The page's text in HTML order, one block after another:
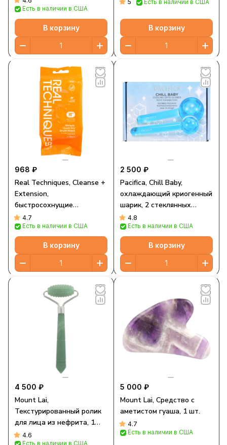
Есть в наличии в США
В корзину
5 Есть в наличии в США
В корзину
968 ₽
Real Techniques, Cleanse +
Extension,
быстросохнущие
салфетки для
расчесывания, 20 шт.
4.7
Есть в наличии в США
В корзину
2 500 ₽
Pacifica, Chill Baby,
охлаждающий криогенный
шарик, 2 стеклянных
шарика
4.8
Есть в наличии в США
В корзину
4 500 ₽
Mount Lai,
Текстурированный ролик
для лица из нефрита, 1
шт.4.6
Есть в наличии в США
5 000 ₽
Mount Lai, Средство с
аметистом гуаша, 1 шт.
4.7
Есть в наличии в США